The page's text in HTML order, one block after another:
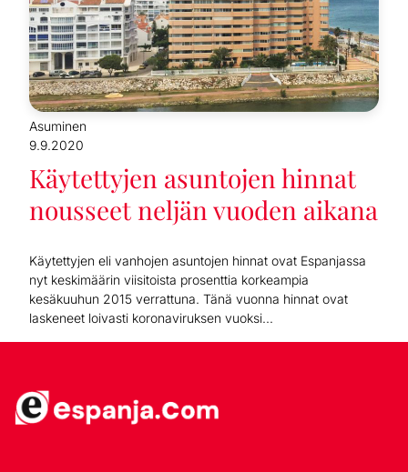
Asuminen
9.9.2020
Käytettyjen asuntojen hinnat
nousseet neljän vuoden aikana
Käytettyjen eli vanhojen asuntojen hinnat ovat Espanjassa
nyt keskimäärin viisitoista prosenttia korkeampia
kesäkuuhun 2015 verrattuna. Tänä vuonna hinnat ovat
laskeneet loivasti koronaviruksen vuoksi...